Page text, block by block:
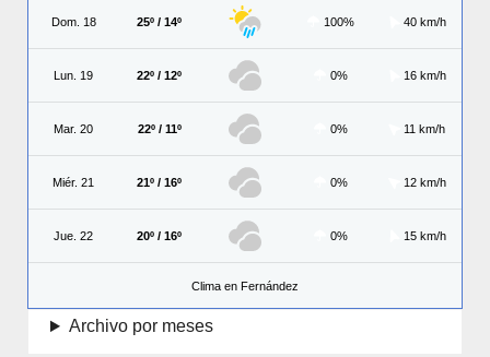
Dom. 18 25º / 14º 100% 40 km/h
Lun. 19 22º / 12º 0% 16 km/h
Mar. 20 22º / 11º 0% 11 km/h
Miér. 21 21º / 16º 0% 12 km/h
Jue. 22 20º / 16º 0% 15 km/h
Clima en Fernández
Archivo por meses